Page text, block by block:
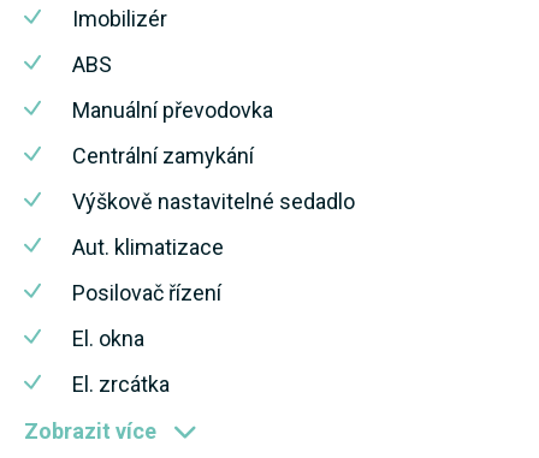
Imobilizér
ABS
Manuální převodovka
Centrální zamykání
Výškově nastavitelné sedadlo
Aut. klimatizace
Posilovač řízení
El. okna
El. zrcátka
Zobrazit více